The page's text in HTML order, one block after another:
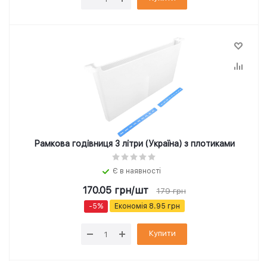
Рамкова годівниця 3 літри (Україна) з плотиками
Є в наявності
170.05грн/шт 179грн
-5% Економія 8.95 грн
Купити